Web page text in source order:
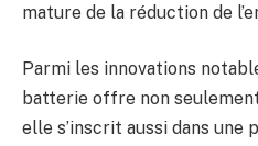
mature de la réduction de
Parmi les innovations
batterie offre non
elle s’inscrit aussi dans une